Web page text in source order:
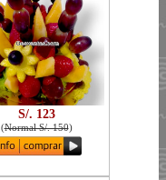
S/. 123
(Normal S/. 150)